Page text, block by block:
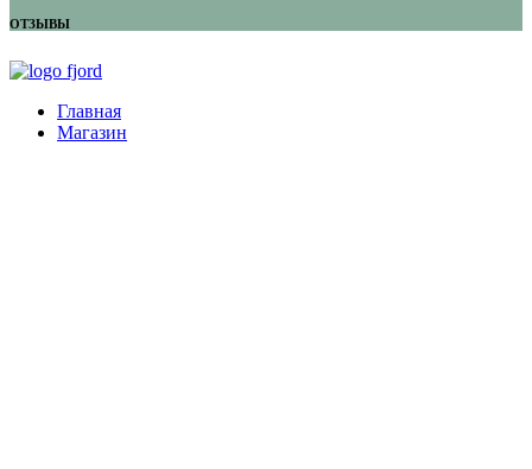
ОТЗЫВЫ
Главная
Магазин